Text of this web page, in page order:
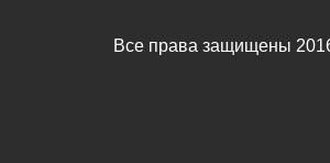
Все права защищены